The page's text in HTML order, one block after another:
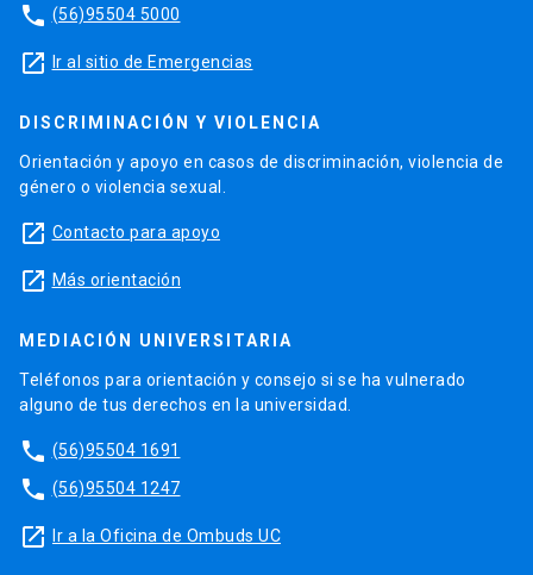
phone (56)95504 5000
launch Ir al sitio de Emergencias
DISCRIMINACIÓN Y VIOLENCIA
Orientación y apoyo en casos de discriminación, violencia de
género o violencia sexual.
launch Contacto para apoyo
launch Más orientación
MEDIACIÓN UNIVERSITARIA
Teléfonos para orientación y consejo si se ha vulnerado
alguno de tus derechos en la universidad.
phone (56)95504 1691
phone (56)95504 1247
launch Ir a la Oficina de Ombuds UC